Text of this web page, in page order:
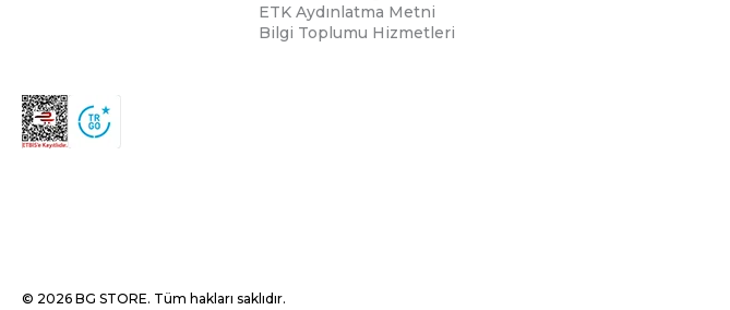
ETK Aydınlatma Metni
Bilgi Toplumu Hizmetleri
© 2026 BG STORE. Tüm hakları saklıdır.